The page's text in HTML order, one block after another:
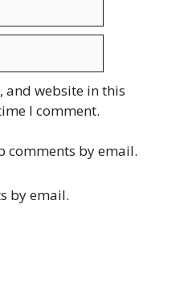
and website in this
I comment.
comments by email.
by email.